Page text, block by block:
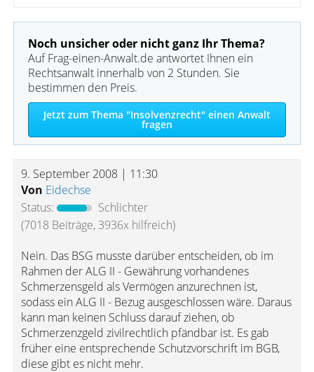
Noch unsicher oder nicht ganz Ihr Thema?
Auf Frag-einen-Anwalt.de antwortet Ihnen ein
Rechtsanwalt innerhalb von 2 Stunden. Sie
bestimmen den Preis.
Jetzt zum Thema "Insolvenzrecht" einen Anwalt
fragen
9. September 2008 | 11:30
Von Eidechse
Status:
Schlichter
(7018 Beiträge, 3936x hilfreich)
Nein. Das BSG musste darüber entscheiden, ob im
Rahmen der ALG II - Gewährung vorhandenes
Schmerzensgeld als Vermögen anzurechnen ist,
sodass ein ALG II - Bezug ausgeschlossen wäre. Daraus
kann man keinen Schluss darauf ziehen, ob
Schmerzenzgeld zivilrechtlich pfändbar ist. Es gab
früher eine entsprechende Schutzvorschrift im BGB,
diese gibt es nicht mehr.